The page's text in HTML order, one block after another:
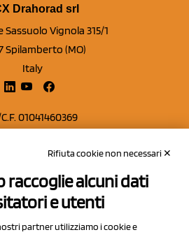
Drahorad srl
Sassuolo Vignola 315/1
Spilamberto (MO)
Italy
01041460369
Euro 50.000,00 i.v.
Contatti
Privacy Policy
Rifiuta cookie non necessari ✕
raccoglie alcuni dati
e utenti
partner utilizziamo i cookie e